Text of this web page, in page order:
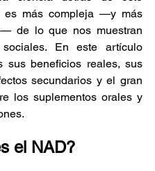
es más compleja —y más
de lo que nos muestran
En este artículo
sus beneficios reales, sus
secundarios y el gran
los suplementos orales y
el NAD?